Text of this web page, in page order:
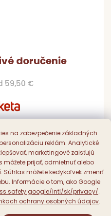
na zabezpečenie základných
reklám. Analytické
marketingové zaisťujú
môžete prijať, odmietnuť alebo
môžete kedykoľvek zmeniť
Informácie o tom, ako Google
intl/sk/privacy/.
ochrany osobných údajov.
doručenie
59,50 €
platba